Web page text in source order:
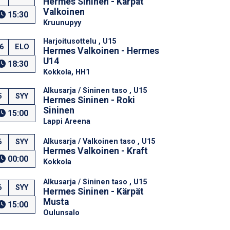
15:30
Valkoinen
Kruunupyy
ELO
18:30
Harjoitusottelu , U15
Hermes Valkoinen - Hermes
U14
Kokkola, HH1
SYY
15:00
Alkusarja / Sininen taso , U15
Hermes Sininen - Roki
Sininen
Lappi Areena
SYY
00:00
Alkusarja / Valkoinen taso , U15
Hermes Valkoinen - Kraft
Kokkola
SYY
15:00
Alkusarja / Sininen taso , U15
Hermes Sininen - Kärpät
Musta
Oulunsalo